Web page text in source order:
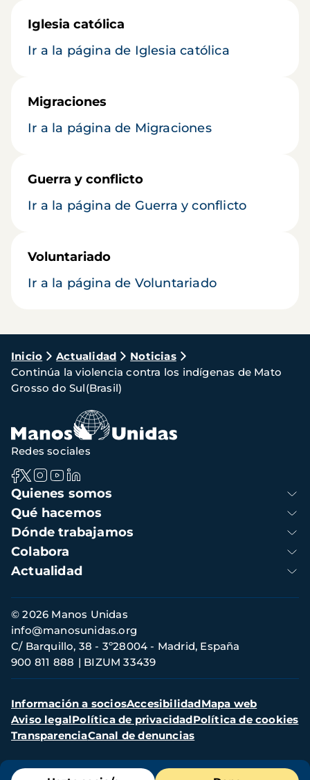
Iglesia católica
Ir a la página de Iglesia católica
Migraciones
Ir a la página de Migraciones
Guerra y conflicto
Ir a la página de Guerra y conflicto
Voluntariado
Ir a la página de Voluntariado
Ruta
de
navegación
Inicio Actualidad
Noticias
Continúa la violencia contra los indígenas de Mato
Grosso do Sul(Brasil)
Menú
Navegación
principal
Quienes somos
Qué hacemos
Dónde trabajamos
Colabora
Actualidad
Redes sociales
Información
de
contacto
© 2026 Manos Unidas
C/ Barquillo, 38 - 3º28004 - Madrid, España
900 811 888
BIZUM 33439
info@manosunidas.org
Menú
secundario
Información a sociosAccesibilidadMapa web
Aviso legalPolítica de privacidadPolítica de cookies
TransparenciaCanal de denuncias